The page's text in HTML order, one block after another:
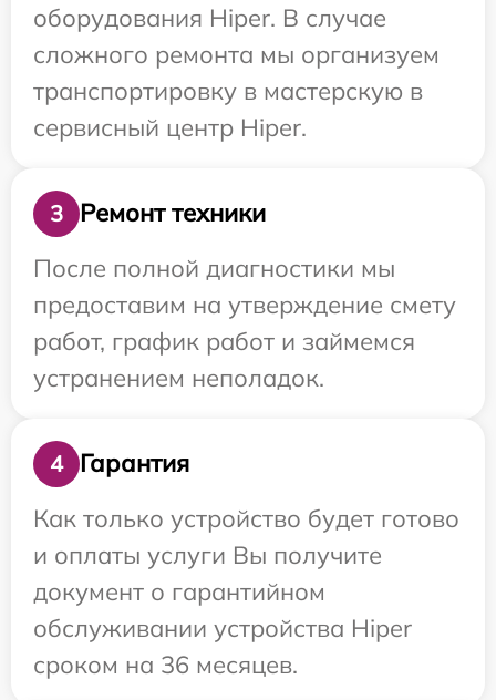
оборудования Hiper. В случае
сложного ремонта мы организуем
транспортировку в мастерскую в
сервисный центр Hiper.
3
Ремонт техники
После полной диагностики мы
предоставим на утверждение смету
работ, график работ и займемся
устранением неполадок.
4
Гарантия
Как только устройство будет готово
и оплаты услуги Вы получите
документ о гарантийном
обслуживании устройства Hiper
сроком на 36 месяцев.